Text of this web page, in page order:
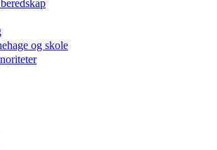
og skole